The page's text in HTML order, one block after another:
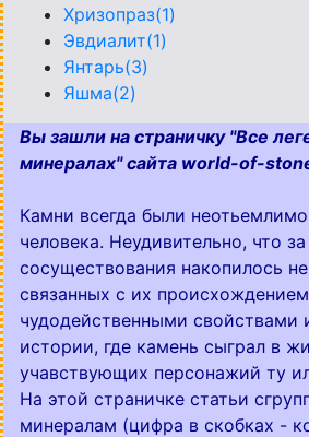
Хризопраз(1)
Эвдиалит(1)
Янтарь(3)
Яшма(2)
Вы зашли на страничку "Все
минералах" сайта world-of-
Камни всегда были
человека. Неудивительно, что
сосуществования накопилось
связанных с их
чудодейственными свойствами
истории, где камень сыграл в
учавствующих персонажий ту
На этой страничке статьи
минералам (цифра в скобках -